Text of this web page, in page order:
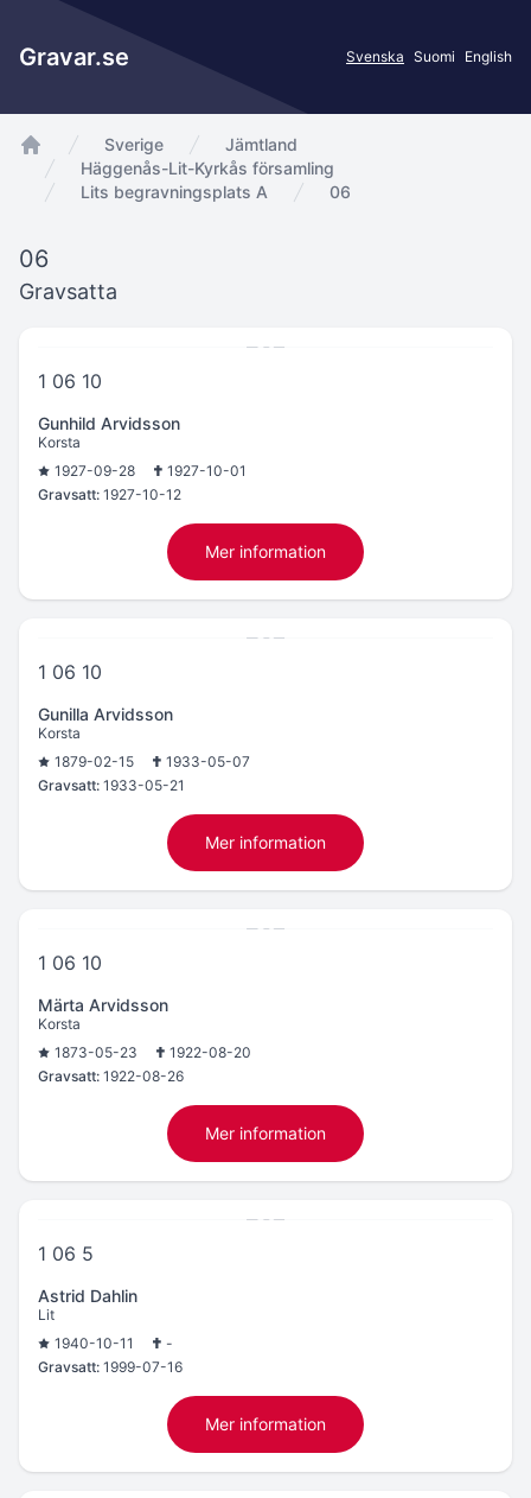
Gravar.se Svenska Suomi English
app.Start
Sverige
Jämtland
Häggenås-Lit-Kyrkås församling
Lits begravningsplats A
06
06
Gravsatta
1 06 10
Gunhild Arvidsson
Korsta
1927-09-28
1927-10-01
Gravsatt: 1927-10-12
Mer information
1 06 10
Gunilla Arvidsson
Korsta
1879-02-15
1933-05-07
Gravsatt: 1933-05-21
Mer information
1 06 10
Märta Arvidsson
Korsta
1873-05-23
1922-08-20
Gravsatt: 1922-08-26
Mer information
1 06 5
Astrid Dahlin
Lit
1940-10-11
-
Gravsatt: 1999-07-16
Mer information